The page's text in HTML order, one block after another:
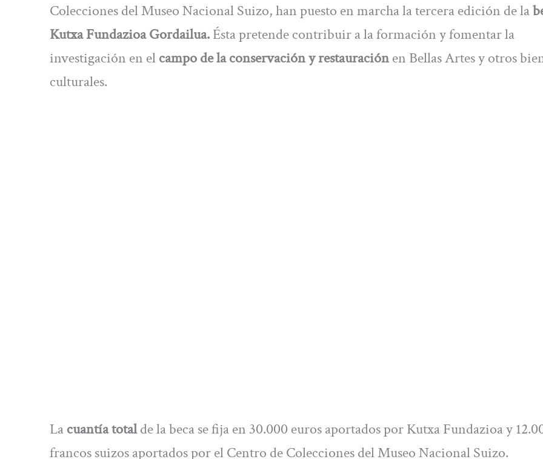
Colecciones del Museo Nacional Suizo, han puesto en marcha la tercera edición de la
Kutxa Fundazioa Gordailua.Ésta pretende contribuir a la formación y fomentar la
investigación en elcampo de la conservación y restauraciónen Bellas Artes y otros
culturales.
Lacuantía totalde la beca se fija en 30.000 euros aportados por Kutxa Fundazioa y
francos suizos aportados por el Centro de Colecciones del Museo Nacional Suizo.